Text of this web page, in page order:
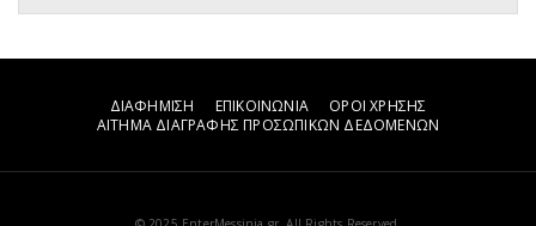
ΔΙΑΦΗΜΙΣΗ ΕΠΙΚΟΙΝΩΝΙΑ
ΟΡΟΙ ΧΡΗΣΗΣ
ΑΙΤΗΜΑ ΔΙΑΓΡΑΦΗΣ ΠΡΟΣΩΠΙΚΩΝ ΔΕΔΟΜΕΝΩΝ